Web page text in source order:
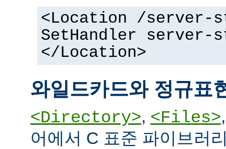
<Location /server-
SetHandler server-
</Location>
와일드카드와 정규표
<Directory>, <Files>
어에서 C 표준 파이브러